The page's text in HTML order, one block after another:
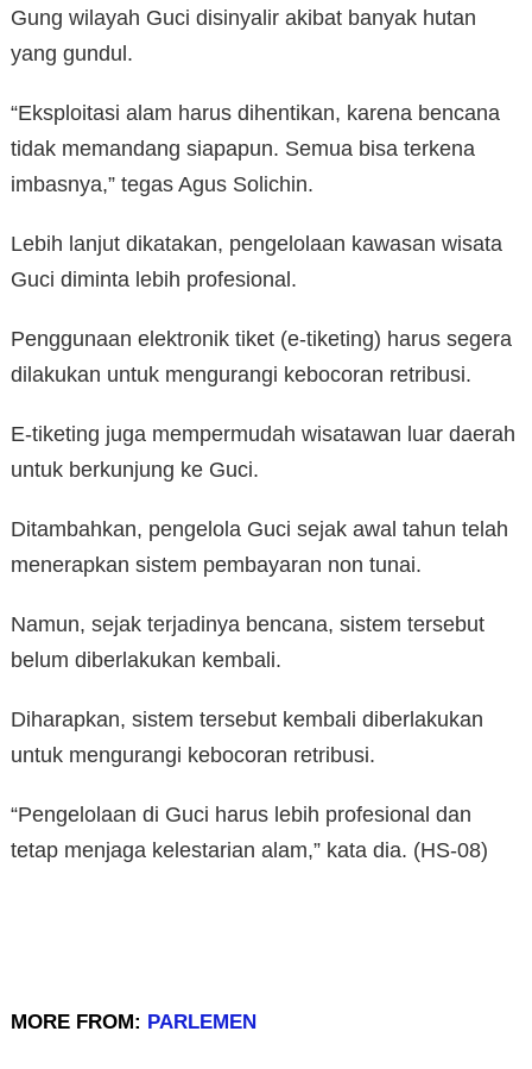
Gung wilayah Guci disinyalir akibat banyak hutan
yang gundul.
“Eksploitasi alam harus dihentikan, karena bencana
tidak memandang siapapun. Semua bisa terkena
imbasnya,” tegas Agus Solichin.
Lebih lanjut dikatakan, pengelolaan kawasan wisata
Guci diminta lebih profesional.
Penggunaan elektronik tiket (e-tiketing) harus segera
dilakukan untuk mengurangi kebocoran retribusi.
E-tiketing juga mempermudah wisatawan luar daerah
untuk berkunjung ke Guci.
Ditambahkan, pengelola Guci sejak awal tahun telah
menerapkan sistem pembayaran non tunai.
Namun, sejak terjadinya bencana, sistem tersebut
belum diberlakukan kembali.
Diharapkan, sistem tersebut kembali diberlakukan
untuk mengurangi kebocoran retribusi.
“Pengelolaan di Guci harus lebih profesional dan
tetap menjaga kelestarian alam,” kata dia. (HS-08)
MORE FROM: PARLEMEN